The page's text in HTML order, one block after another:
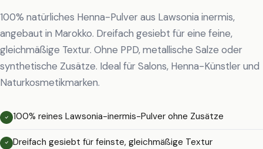
100% natürliches Henna-Pulver aus Lawsonia inermis,
angebaut in Marokko. Dreifach gesiebt für eine feine,
gleichmäßige Textur. Ohne PPD, metallische Salze oder
synthetische Zusätze. Ideal für Salons, Henna-Künstler und
Naturkosmetikmarken.
100% reines Lawsonia-inermis-Pulver ohne Zusätze
Dreifach gesiebt für feinste, gleichmäßige Textur